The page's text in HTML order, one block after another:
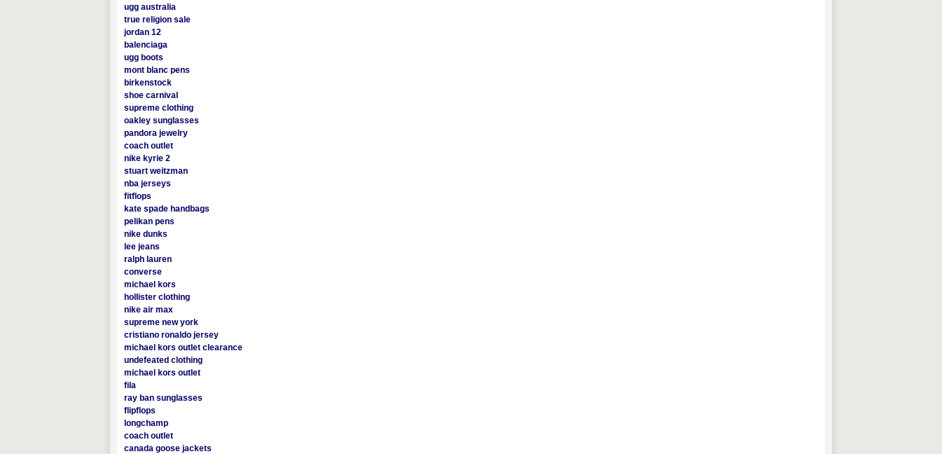
ugg australia
true religion sale
jordan 12
balenciaga
ugg boots
mont blanc pens
birkenstock
shoe carnival
supreme clothing
oakley sunglasses
pandora jewelry
coach outlet
nike kyrie 2
stuart weitzman
nba jerseys
fitflops
kate spade handbags
pelikan pens
nike dunks
lee jeans
ralph lauren
converse
michael kors
hollister clothing
nike air max
supreme new york
cristiano ronaldo jersey
michael kors outlet clearance
undefeated clothing
michael kors outlet
fila
ray ban sunglasses
flipflops
longchamp
coach outlet
canada goose jackets